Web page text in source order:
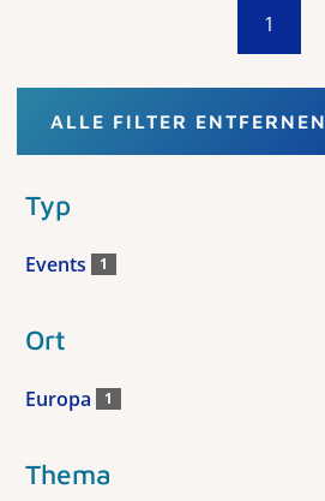
1
ALLE FILTER ENTFERNEN
Typ
Events 1
Ort
Europa 1
Thema